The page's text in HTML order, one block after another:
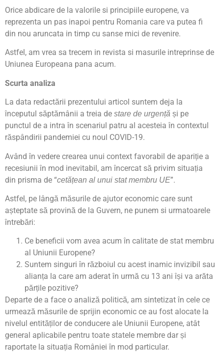
Orice abdicare de la valorile si principiile europene, va
reprezenta un pas inapoi pentru Romania care va putea fi
din nou aruncata in timp cu sanse mici de revenire.
Astfel, am vrea sa trecem in revista si masurile intreprinse de
Uniunea Europeana pana acum.
Scurta analiza
La data redactării prezentului articol suntem deja la
începutul săptămânii a treia de stare de urgență și pe
punctul de a intra în scenariul patru al acesteia în contextul
răspândirii pandemiei cu noul COVID-19.
Având în vedere crearea unui context favorabil de apariție a
recesiunii în mod inevitabil, am încercat să privim situația
din prisma de “cetățean al unui stat membru UE”.
Astfel, pe lângă măsurile de ajutor economic care sunt
așteptate să provină de la Guvern, ne punem si urmatoarele
întrebări:
Ce beneficii vom avea acum în calitate de stat membru
al Uniunii Europene?
Suntem singuri în războiul cu acest inamic invizibil sau
alianța la care am aderat în urmă cu 13 ani își va arăta
părțile pozitive?
Departe de a face o analiză politică, am sintetizat în cele ce
urmează măsurile de sprijin economic ce au fost alocate la
nivelul entităților de conducere ale Uniunii Europene, atât
general aplicabile pentru toate statele membre dar și
raportate la situația României în mod particular.